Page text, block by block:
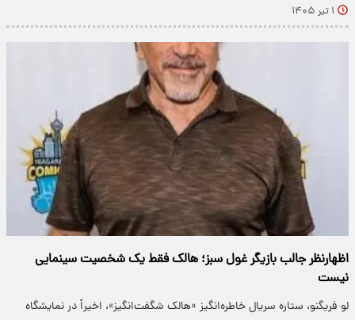
۱ تیر ۱۴۰۵
اظهارنظر جالب بازیگر غول سبز؛ هالک فقط یک شخصیت سینمایی
نیست
لو فریگنو، ستاره سریال خاطره‌انگیز «هالک شگفت‌انگیز»، اخیراً در نمایشگاه